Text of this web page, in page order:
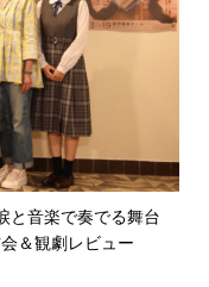
と音楽で奏でる舞台
＆観劇レビュー